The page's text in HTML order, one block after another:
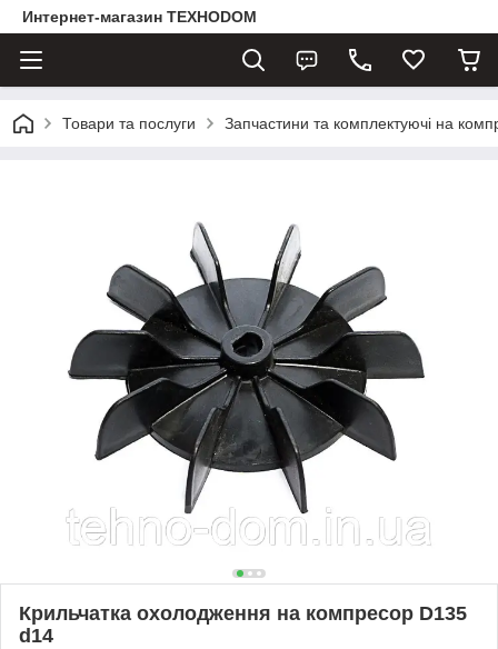
Интернет-магазин ТЕХНОDOM
Товари та послуги Запчастини та комплектуючі на
Крильчатка охолодження на компресор D135
d14